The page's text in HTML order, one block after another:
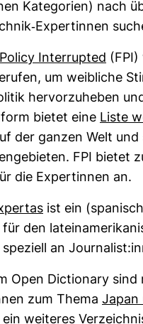
Kate­go­rien) nach
​Exper­tinnen
Inter­rupted
um weib­liche
her­vor­zu­heben
bietet eine Liste
der ganzen Welt
FPI bietet
die Exper­tinnen an.
ist ein
den
spe­ziell an
Open Dic­tio­nary sind
zum Thema Japan
wei­teres